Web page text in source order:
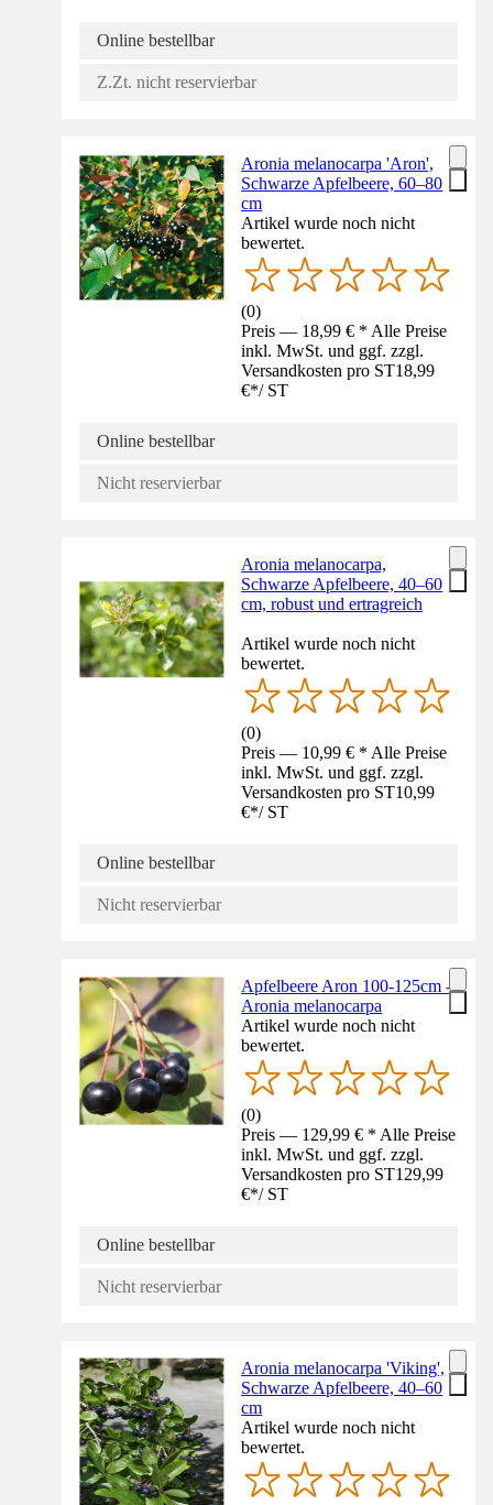
Online bestellbar
Z.Zt. nicht reservierbar
Aronia melanocarpa 'Aron',
Schwarze Apfelbeere, 60–80
cm
Artikel wurde noch nicht
bewertet.
(0)
Preis — 18,99 € * Alle Preise
inkl. MwSt. und ggf. zzgl.
Versandkosten pro ST18,99
€*/ ST
Online bestellbar
Nicht reservierbar
Aronia melanocarpa,
Schwarze Apfelbeere, 40–60
cm, robust und ertragreich
Artikel wurde noch nicht
bewertet.
(0)
Preis — 10,99 € * Alle Preise
inkl. MwSt. und ggf. zzgl.
Versandkosten pro ST10,99
€*/ ST
Online bestellbar
Nicht reservierbar
Apfelbeere Aron 100-125cm -
Aronia melanocarpa
Artikel wurde noch nicht
bewertet.
(0)
Preis — 129,99 € * Alle Preise
inkl. MwSt. und ggf. zzgl.
Versandkosten pro ST129,99
€*/ ST
Online bestellbar
Nicht reservierbar
Aronia melanocarpa 'Viking',
Schwarze Apfelbeere, 40–60
cm
Artikel wurde noch nicht
bewertet.